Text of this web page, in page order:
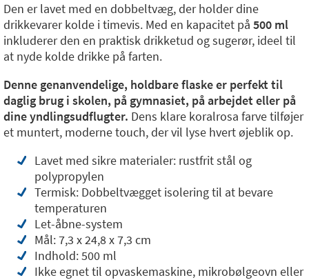
Den er lavet med en dobbeltvæg, der holder dine
drikkevarer kolde i timevis. Med en kapacitet på 500 ml
inkluderer den en praktisk drikketud og sugerør, ideel til
at nyde kolde drikke på farten.
Denne genanvendelige, holdbare flaske er perfekt til
daglig brug i skolen, på gymnasiet, på arbejdet eller på
dine yndlingsudflugter. Dens klare koralrosa farve tilføjer
et muntert, moderne touch, der vil lyse hvert øjeblik op.
Lavet med sikre materialer: rustfrit stål og
polypropylen
Termisk: Dobbeltvægget isolering til at bevare
temperaturen
Let-åbne-system
Mål: 7,3 x 24,8 x 7,3 cm
Indhold: 500 ml
Ikke egnet til opvaskemaskine, mikrobølgeovn eller